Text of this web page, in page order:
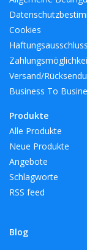
Cookies
Haftungsausschluss
Versand/
Business To
Produkte
Alle Produkte
Neue Produkte
Angebote
Schlagworte
RSS feed
Blog